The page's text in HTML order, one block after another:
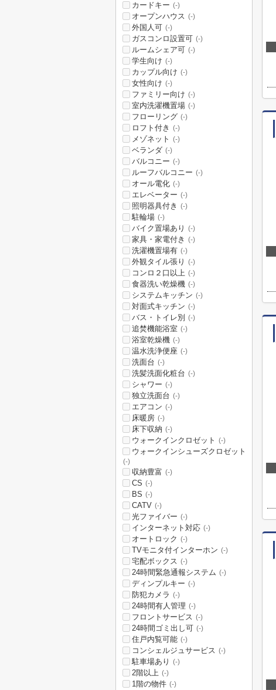
カードキー (-)
オープンハウス (-)
外国人可 (-)
ガスコンロ設置可 (-)
ルームシェア可 (-)
学生向け (-)
カップル向け (-)
女性向け (-)
ファミリー向け (-)
室内洗濯機置場 (-)
フローリング (-)
ロフト付き (-)
メゾネット (-)
ベランダ (-)
バルコニー (-)
ルーフバルコニー (-)
オール電化 (-)
エレベーター (-)
照明器具付き (-)
駐輪場 (-)
バイク置場あり (-)
家具・家電付き (-)
洗濯機置場有 (-)
外観タイル張り (-)
コンロ２口以上 (-)
食器洗い乾燥機 (-)
システムキッチン (-)
対面式キッチン (-)
バス・トイレ別 (-)
追焚機能浴室 (-)
浴室乾燥機 (-)
温水洗浄便座 (-)
洗面台 (-)
洗髪洗面化粧台 (-)
シャワー (-)
独立洗面台 (-)
エアコン (-)
床暖房 (-)
床下収納 (-)
ウォークインクロゼット (-)
ウォークインシューズクロゼット
(-)
収納豊富 (-)
CS (-)
BS (-)
CATV (-)
光ファイバー (-)
インターネット対応 (-)
オートロック (-)
TVモニタ付インターホン (-)
宅配ボックス (-)
24時間緊急通報システム (-)
ディンプルキー (-)
防犯カメラ (-)
24時間有人管理 (-)
フロントサービス (-)
24時間ゴミ出し可 (-)
住戸内覧可能 (-)
コンシェルジュサービス (-)
駐車場あり (-)
2階以上 (-)
1階の物件 (-)